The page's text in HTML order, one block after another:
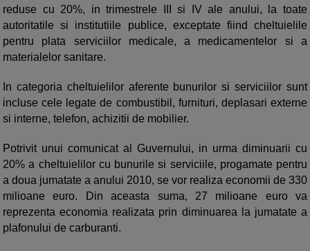
reduse cu 20%, in trimestrele III si IV ale anului, la toate
autoritatile si institutiile publice, exceptate fiind cheltuielile
pentru plata serviciilor medicale, a medicamentelor si a
materialelor sanitare.
In categoria cheltuielilor aferente bunurilor si serviciilor sunt
incluse cele legate de combustibil, furnituri, deplasari externe
si interne, telefon, achizitii de mobilier.
Potrivit unui comunicat al Guvernului, in urma diminuarii cu
20% a cheltuielilor cu bunurile si serviciile, progamate pentru
a doua jumatate a anului 2010, se vor realiza economii de 330
milioane euro. Din aceasta suma, 27 milioane euro va
reprezenta economia realizata prin diminuarea la jumatate a
plafonului de carburanti.